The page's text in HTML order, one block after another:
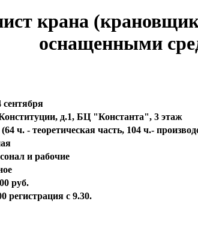
крана
оснащенными
сентября
д.1, БЦ "Константа", 3 этаж
(64 ч. - теоретическая часть, 104 ч.-
и рабочие
руб.
регистрация с 9.30.